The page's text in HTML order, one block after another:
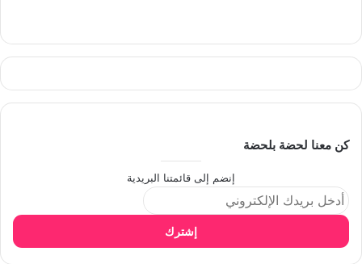
كن معنا لحضة بلحضة
إنضم إلى قائمتنا البريدية
إشترك